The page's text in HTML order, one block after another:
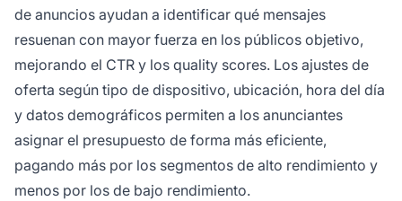
de anuncios ayudan a identificar qué mensajes
resuenan con mayor fuerza en los públicos objetivo,
mejorando el CTR y los quality scores. Los ajustes de
oferta según tipo de dispositivo, ubicación, hora del día
y datos demográficos permiten a los anunciantes
asignar el presupuesto de forma más eficiente,
pagando más por los segmentos de alto rendimiento y
menos por los de bajo rendimiento.